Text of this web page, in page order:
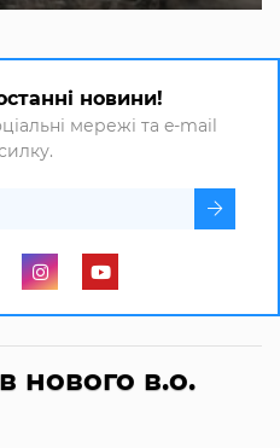
новини!
мережі та e-mail
нового в.о.